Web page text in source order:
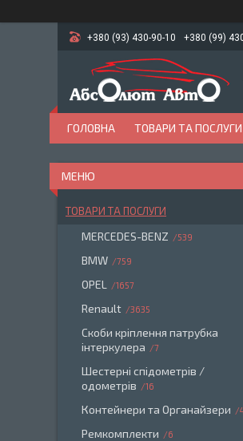
+380 (93) 430-90-10 +380 (99)
ГОЛОВНА ТОВАРИ ТА ПОСЛУГИ
ТОВАРИ ТА ПОСЛУГИ
MERCEDES-BENZ 539
BMW 759
OPEL 1657
Renault 3635
Скоби кріплення патрубка
інтеркулера
7
Шестерні спідометрів /
одометрів
16
Контейнери та Органайзери
Ремкомплекти 6